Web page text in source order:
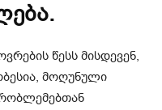
წესს მისდევენ,
მოღუნული